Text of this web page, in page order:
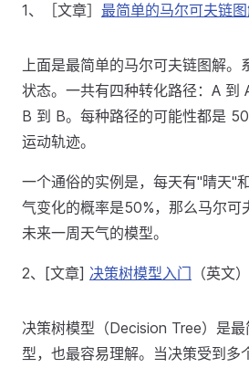
1、［文章］ 最简单的马尔可夫链
上面是最简单的马尔可夫链图解。
状态。一共有四种转化路径：A 到
B 到 B。每种路径的可能性都是
运动轨迹。
一个通俗的实例是，每天有"晴天"
气变化的概率是50%，那么马尔可
未来一周天气的模型。
2、[文章] 决策树模型入门 （英文）
决策树模型（Decision Tree）是
型，也最容易理解。当决策受到多